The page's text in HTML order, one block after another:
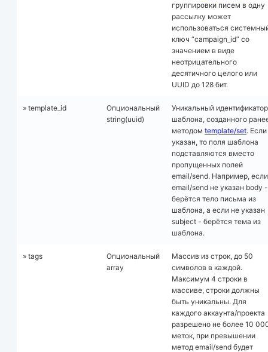
группировки писем в одну
рассылку может
использоваться
ключ “campaign_id” со
значением в виде
неотрицательного
десятичного целого или
UUID до 128 бит.
» template_id
Опциональный
string(uuid)
Уникальный идентификатор
шаблона, созданного
методом template/set. Если
указан, то поля шаблона
подставляются вместо
пропущенных полей
email/send. Например,
email/send не указан body -
берётся тело письма из
шаблона, а если не указан
subject - берётся тема из
шаблона.
» tags
Опциональный
array
Массив из строк, до 50
символов в каждой.
Максимум 4 строки в
массиве, строки должны
быть уникальны. Для
каждого аккаунта/проекта
разрешено не более 10
меток, при превышении
метод email/send будет